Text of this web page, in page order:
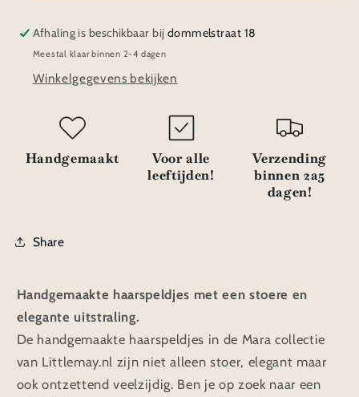
|
Mara
|
Afhaling is beschikbaar bij dommelstraat 18
Meestal klaar binnen 2-4 dagen
Winkelgegevens bekijken
Handgemaakt
Voor alle
leeftijden!
Verzending
binnen 2a5
dagen!
Share
Handgemaakte haarspeldjes met een stoere en
elegante uitstraling.
De handgemaakte haarspeldjes in de Mara collectie
van Littlemay.nl zijn niet alleen stoer, elegant maar
ook ontzettend veelzijdig. Ben je op zoek naar een